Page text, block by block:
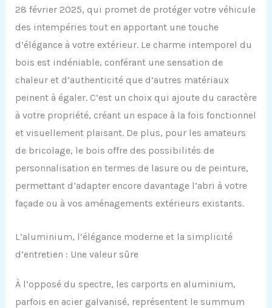
28 février 2025, qui promet de protéger votre véhicule
des intempéries tout en apportant une touche
d’élégance à votre extérieur. Le charme intemporel du
bois est indéniable, conférant une sensation de
chaleur et d’authenticité que d’autres matériaux
peinent à égaler. C’est un choix qui ajoute du caractère
à votre propriété, créant un espace à la fois fonctionnel
et visuellement plaisant. De plus, pour les amateurs
de bricolage, le bois offre des possibilités de
personnalisation en termes de lasure ou de peinture,
permettant d’adapter encore davantage l’abri à votre
façade ou à vos aménagements extérieurs existants.
L’aluminium, l’élégance moderne et la simplicité
d’entretien : Une valeur sûre
À l’opposé du spectre, les carports en aluminium,
parfois en acier galvanisé, représentent le summum